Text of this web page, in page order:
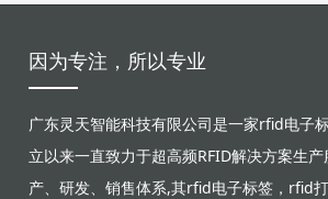
因为专注，所以专业
广东灵天智能科技有限公司是一家rfid电子
立以来一直致力于超高频RFID解决方案生
产、研发、销售体系,其rfid电子标签，rfid